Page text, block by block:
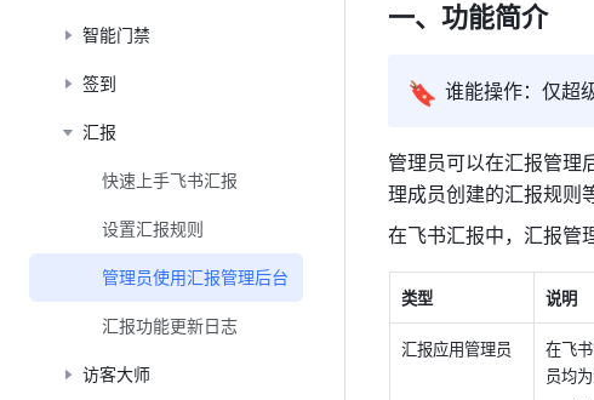
智能门禁
签到
汇报
快速上手飞书汇报
设置汇报规则
管理员使用汇报管理后台
汇报功能更新日志
访客大师
一、功能简介
🔖 谁能操作：仅超
管理员可以在汇报管理
理成员创建的汇报规则
在飞书汇报中，汇报管
类型 说明
汇报应用管理员
在飞
员均